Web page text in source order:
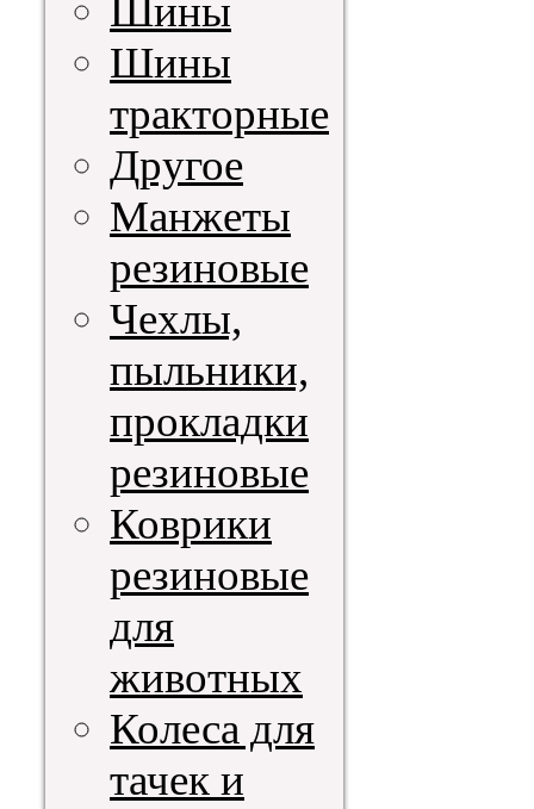
Шины
Шины
тракторные
Другое
Манжеты
резиновые
Чехлы,
пыльники,
прокладки
резиновые
Коврики
резиновые
для
животных
Колеса для
тачек и